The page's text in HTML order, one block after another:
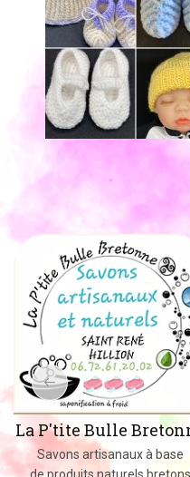
La P'tite Bulle
Savons artisanaux à base